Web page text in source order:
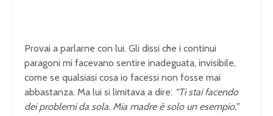
Provai a parlarne con lui. Gli dissi che i continui
paragoni mi facevano sentire inadeguata, invisibile,
come se qualsiasi cosa io facessi non fosse mai
abbastanza. Ma lui si limitava a dire: “Ti stai facendo
dei problemi da sola. Mia madre è solo un esempio.”